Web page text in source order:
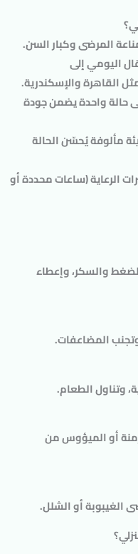
المرضى وكبار السن.
اليومي إلى
القاهرة والإسكندرية.
حالة واحدة يضمن جودة
مألوفة يُحسّن الحالة
الرعاية (ساعات محددة أو
والسكر، وإعطاء
وتجنب المضاعفات.
وتناول الطعام.
أو الميؤوس من
الغيبوبة أو الشلل.